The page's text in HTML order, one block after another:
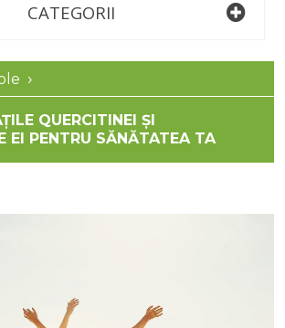
CATEGORII
QUERCITINEI ȘI
EI PENTRU SĂNĂTATEA TA